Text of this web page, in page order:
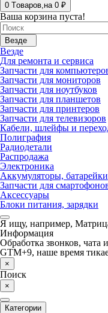
0 Tоваров,на 0 ₽
Ваша корзина пуста!
Везде
Везде
Для ремонта и сервиса
Запчасти для
Запчасти для мониторов
Запчасти для ноутбуков
Запчасти для планшетов
Запчасти для принтеров
Запчасти для телевизоров
Кабели, шлейфы и
Полиграфия
Радиодетали
Распродажа
Электроника
Аккумуляторы, батарейки
Запчасти для
Аксессуары
Блоки питания, зарядки
Я ищу, например,
Информация
Обработка звонков, чата
GTM+9, наше время
×
Поиск
×
Категории